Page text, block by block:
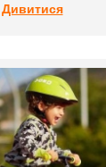
Дивитися